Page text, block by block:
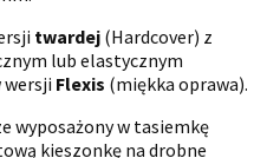
twardej (Hardcover) z
lub elastycznym
wersji Flexis (miękka oprawa).
wyposażony w tasiemkę
kieszonkę na drobne